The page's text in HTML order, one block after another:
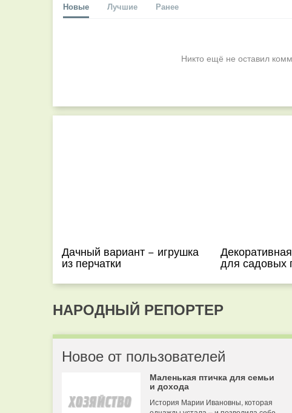
Новые Лучшие Ранее
Никто ещё не оставил
Дачный вариант − игрушка
из перчатки для садовых
НАРОДНЫЙ РЕПОРТЕР
Новое от пользователей
Маленькая птичка для семьи
и дохода
История Марии Ивановны, которая